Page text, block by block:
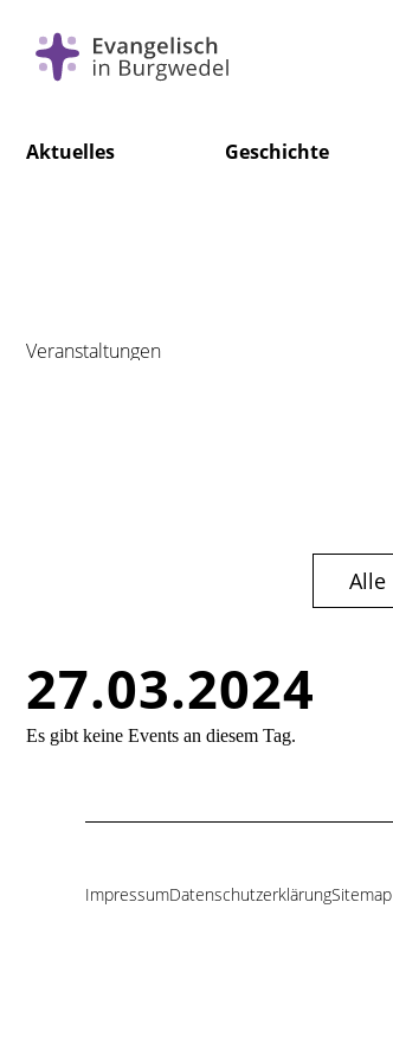
überspringen
Aktuelles Geschichte
Veranstaltungen
27.03.2024
Alle
Es gibt keine Events an diesem Tag.
Navigation
ImpressumDatenschutzerklärungSitemap